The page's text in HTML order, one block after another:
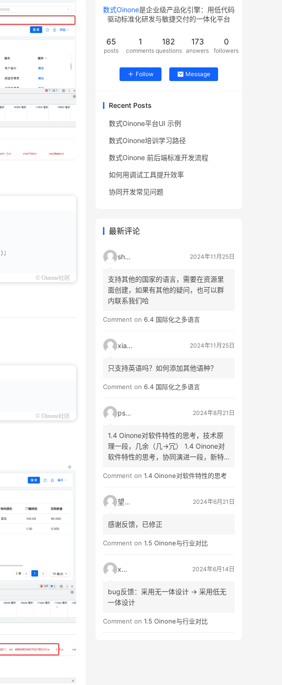
) ;
© Oinone社区
© Oinone社区
数式Oinone是企业级产品化引擎：用低代码
驱动标准化研发与敏捷交付的一体化平台
65
posts
1
comments
182
questions
173
answers
0
followers
Follow Message
Recent Posts
数式Oinone平台UI 示例
数式Oinone培训学习路径
数式Oinone 前后端标准开发流程
如何用调试工具提升效率
协同开发常见问题
最新评论
shao 2024年11月25日
支持其他的国家的语言，需要在资源里
面创建，如果有其他的疑问，也可以群
内联系我们哈
Comment on 6.4 国际化之多语言
xiao3 2024年11月25日
只支持英语吗？如何添加其他语种？
Comment on 6.4 国际化之多语言
psyy 2024年8月21日
1.4 Oinone对软件特性的思考，技术原
理一段，几余（几->冗） 1.4 Oinone对
软件特性的思考，协同演进一段，新特
Comment on 1.4 Oinone对软件特性的思考
望闲 2024年6月21日
感谢反馈，已修正
Comment on 1.5 Oinone与行业对比
xinf 2024年6月14日
bug反馈：采用无一体设计 -> 采用低无
一体设计
Comment on 1.5 Oinone与行业对比